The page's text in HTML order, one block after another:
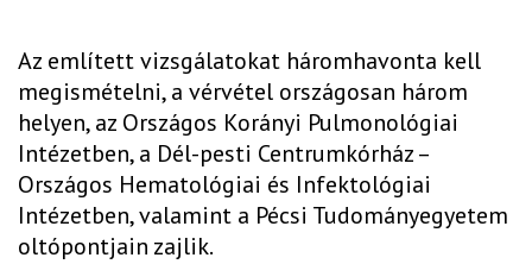
Az említett vizsgálatokat háromhavonta kell
megismételni, a vérvétel országosan három
helyen, az Országos Korányi Pulmonológiai
Intézetben, a Dél-pesti Centrumkórház –
Országos Hematológiai és Infektológiai
Intézetben, valamint a Pécsi Tudományegyetem
oltópontjain zajlik.